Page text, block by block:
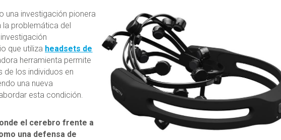
una investigación pionera
la problemática del
que utiliza headsets de
herramienta permite
de los individuos en
una nueva
esta condición.
el cerebro frente a
una defensa de